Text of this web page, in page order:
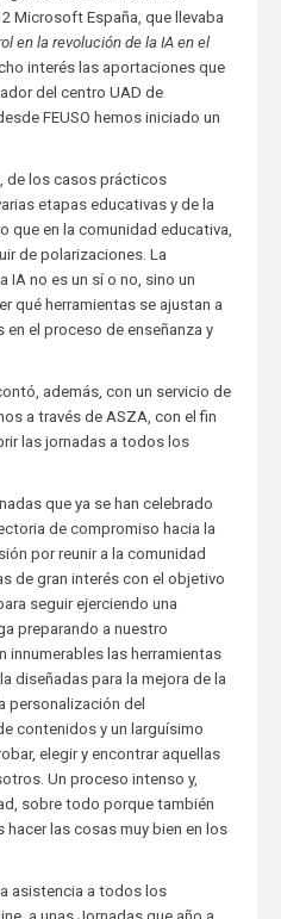
Microsoft España, que llevaba
en la revolución de la IA en el
interés las aportaciones que
del centro UAD de
FEUSO hemos iniciado un
de los casos prácticos
etapas educativas y de la
que en la comunidad educativa,
de polarizaciones. La
IA no es un sí o no, sino un
qué herramientas se ajustan a
en el proceso de enseñanza y
además, con un servicio de
a través de ASZA, con el fin
las jornadas a todos los
que ya se han celebrado
de compromiso hacia la
por reunir a la comunidad
de gran interés con el objetivo
seguir ejerciendo una
preparando a nuestro
innumerables las herramientas
diseñadas para la mejora de la
personalización del
contenidos y un larguísimo
elegir y encontrar aquellas
Un proceso intenso y,
sobre todo porque también
hacer las cosas muy bien en los
asistencia a todos los